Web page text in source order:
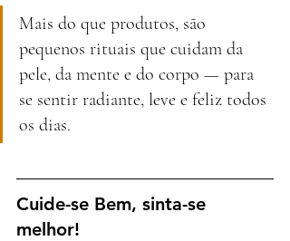
Mais do que produtos, são
pequenos rituais que cuidam da
pele, da mente e do corpo — para
se sentir radiante, leve e feliz todos
os dias.
Cuide-se Bem, sinta-se
melhor!